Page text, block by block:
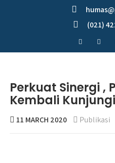
(021)
Perkuat Sinergi ,
Kembali
11 MARCH 2020 Publikasi